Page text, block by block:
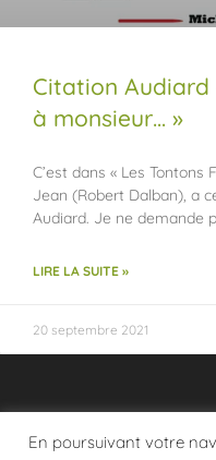
Citation Audiard
à monsieur… »
C’est dans « Les
Jean (Robert Dalban), a
Audiard. Je ne demande
LIRE LA SUITE »
20 septembre 2021
En poursuivant votre